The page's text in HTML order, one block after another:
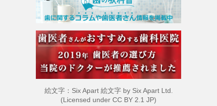
絵文字：Six Apart 絵文字 by Six Apart Ltd.
(Licensed under CC BY 2.1 JP)